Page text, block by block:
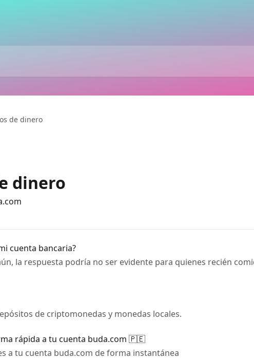
de dinero
dinero
cuenta bancaria?
la respuesta podría no ser evidente para quienes recién
de criptomonedas y monedas locales.
rápida a tu cuenta buda.com 🇵🇪
a tu cuenta buda.com de forma instantánea